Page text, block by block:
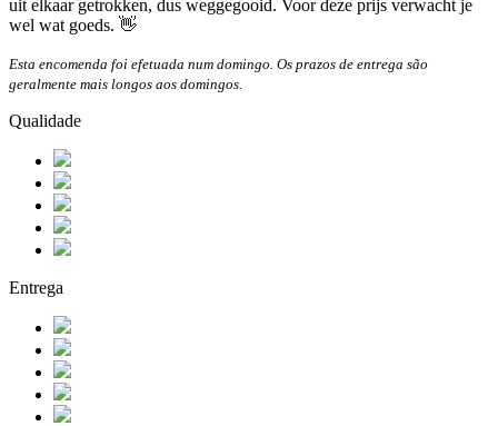
uit elkaar getrokken, dus weggegooid. Voor deze prijs verwacht je
wel wat goeds. 👋
Esta encomenda foi efetuada num domingo. Os prazos de entrega são
geralmente mais longos aos domingos.
Qualidade
Entrega